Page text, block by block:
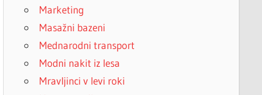
Marketing
Masažni bazeni
Mednarodni transport
Modni nakit iz lesa
Mravljinci v levi roki